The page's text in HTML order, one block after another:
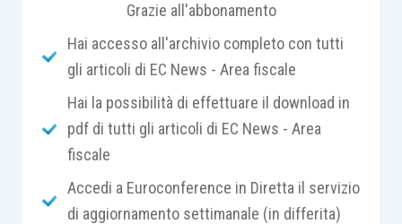
alcune scelte “ortodosse” che a volte servono più a
sottolineare la preparazione tecnica del consulente
piuttosto che a risolvere i problemi del cliente. Per
tale ragione la prima giornata del corso è stata
strutturata per definire quali siano i principi che il
consulente deve ben tenere presente allorquando
intenda fornire servizi di consulenza aziendale tesa
Grazie all'abbonamento
Hai accesso all'archivio completo con tutti
gli articoli di EC News - Area fiscale
Hai la possibilità di effettuare il download in
pdf di tutti gli articoli di EC News - Area
fiscale
Accedi a Euroconference in Diretta il servizio
di aggiornamento settimanale (in differita)